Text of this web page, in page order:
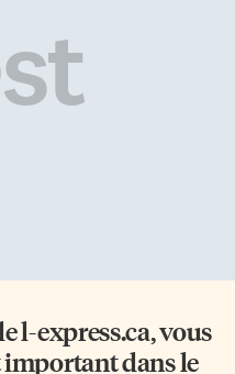
l-express.ca, vous
important dans le